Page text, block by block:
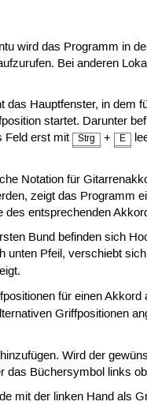
wird das Programm in
Bei anderen
Hauptfenster, in dem
startet. Darunter
Feld erst mit
Strg + E
Notation für
zeigt das Programm
des entsprechenden
Bund befinden sich
unten Pfeil, verschiebt
für einen
Griffpositionen
Wird der
das Büchersymbol links
mit der linken Hand als